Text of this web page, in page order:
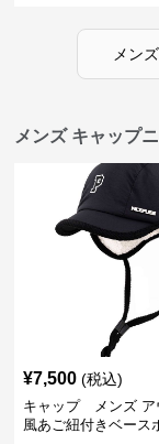
メン
メンズ キャップ
¥7,500 (税込)
キャップ メンズ ア
風あご紐付きベース